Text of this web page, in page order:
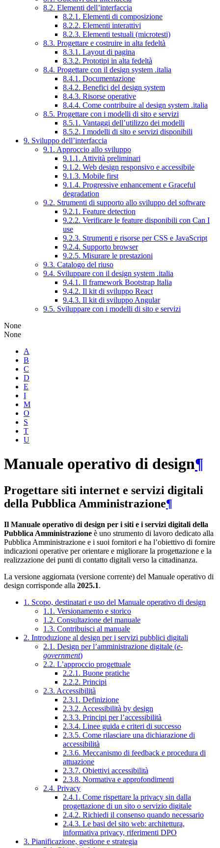
8.2. Elementi dell’interfaccia
8.2.1. Elementi di composizione
8.2.2. Elementi interattivi
8.2.3. Elementi testuali (microtesti)
8.3. Progettare e costruire in alta fedeltà
8.3.1. Layout di pagina
8.3.2. Prototipi in alta fedeltà
8.4. Progettare con il design system .italia
8.4.1. Documentazione
8.4.2. Benefici del design system
8.4.3. Risorse operative
8.4.4. Come contribuire al design system .italia
8.5. Progettare con i modelli di sito e servizi
8.5.1. Vantaggi dell’utilizzo dei modelli
8.5.2. I modelli di sito e servizi disponibili
9. Sviluppo dell’interfaccia
9.1. Approccio allo sviluppo
9.1.1. Attività preliminari
9.1.2. Web design responsivo e accessibile
9.1.3. Mobile first
9.1.4. Progressive enhancement e Graceful
degradation
9.2. Strumenti di supporto allo sviluppo del software
9.2.1. Feature detection
9.2.2. Verificare le feature disponibili con Can I
use
9.2.3. Strumenti e risorse per CSS e JavaScript
9.2.4. Supporto browser
9.2.5. Misurare le prestazioni
9.3. Catalogo del riuso
9.4. Sviluppare con il design system .italia
9.4.1. Il framework Bootstrap Italia
9.4.2. Il kit di sviluppo React
9.4.3. Il kit di sviluppo Angular
9.5. Sviluppare con i modelli di sito e servizi
None
None
A
B
C
D
E
I
M
O
S
T
U
Manuale operativo di design¶
Progettare siti internet e servizi digitali
della Pubblica Amministrazione¶
Il Manuale operativo di design per i siti e i servizi digitali della
Pubblica Amministrazione è uno strumento di lavoro dedicato alla
Pubblica Amministrazione e i suoi fornitori e ha l’obiettivo di fornire
indicazioni operative per orientare e migliorare la progettazione e la
realizzazione dei punti di contatto digitali verso la cittadinanza.
La versione aggiornata (versione corrente) del Manuale operativo di
design corrisponde alla 2025.1.
1. Scopo, destinatari e uso del Manuale operativo di design
1.1. Versionamento e storico
1.2. Consultazione del manuale
1.3. Contribuisci al manuale
2. Introduzione al design per i servizi pubblici digitali
2.1. Design per l’amministrazione digitale (e-
government)
2.2. L’approccio progettuale
2.2.1. Buone pratiche
2.2.2. Principi
2.3. Accessibilità
2.3.1. Definizione
2.3.2. Accessibilità by design
2.3.3. Principi per l’accessibilità
2.3.4. Linee guida e criteri di successo
2.3.5. Come rilasciare una dichiarazione di
accessibilità
2.3.6. Meccanismo di feedback e procedura di
attuazione
2.3.7. Obiettivi accessibilità
2.3.8. Normativa e approfondimenti
2.4. Privacy
2.4.1. Come rispettare la privacy sin dalla
progettazione di un sito o servizio digitale
2.4.2. Richiedi il consenso quando necessario
2.4.3. Le basi del sito web: architettura,
informativa privacy, riferimenti DPO
3. Pianificazione, gestione e strategia